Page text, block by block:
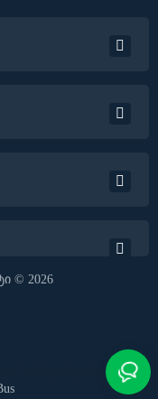
© 2026
საზღვარგარეთ